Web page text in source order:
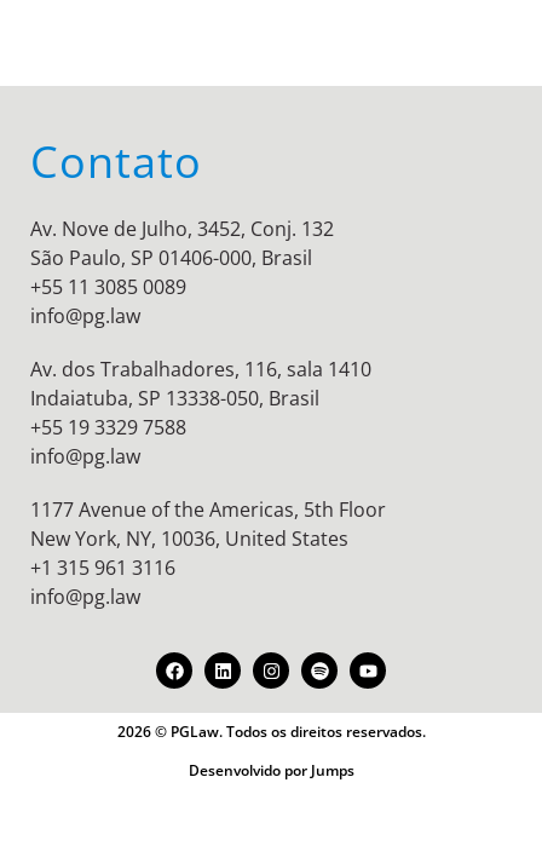
Contato
Av. Nove de Julho, 3452, Conj. 132
São Paulo, SP 01406-000, Brasil
+55 11 3085 0089
info@pg.law
Av. dos Trabalhadores, 116, sala 1410
Indaiatuba, SP 13338-050, Brasil
+55 19 3329 7588
info@pg.law
1177 Avenue of the Americas, 5th Floor
New York, NY, 10036, United States
+1 315 961 3116
info@pg.law
2026 © PGLaw. Todos os direitos reservados.
Desenvolvido por Jumps